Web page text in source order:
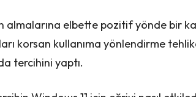
almalarına elbette pozitif yönde bir
korsan kullanıma yönlendirme
tercihini yaptı.